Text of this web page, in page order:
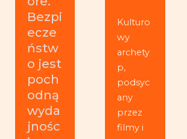
Bezpi
ecze
ństw
o jest
poch
odną
wyda
jnośc
Kulturo
wy
archety
p,
podsyc
any
przez
filmy i